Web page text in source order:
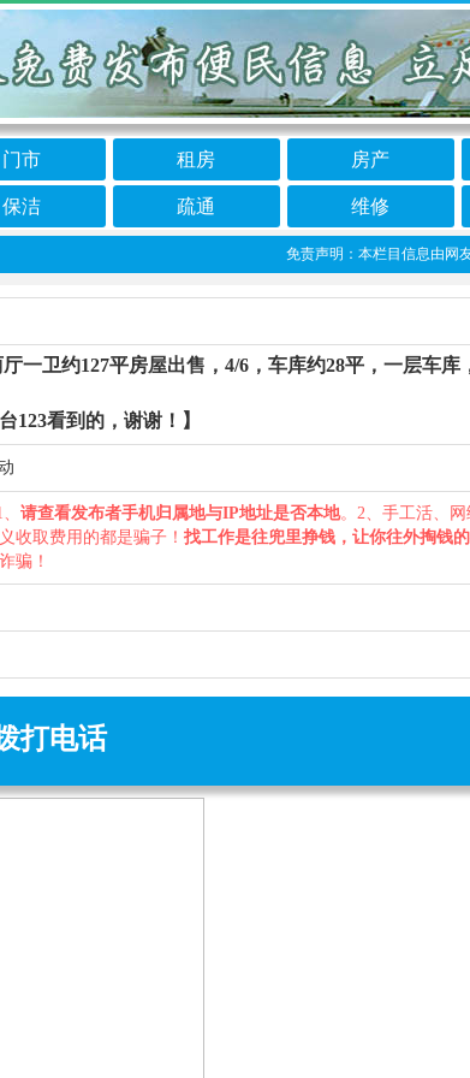
门市 租房 房产
保洁 疏通 维修
免责声明：本栏目信息由网友
一卫约127平房屋出售，4/6，车库约28平，一层车库
123看到的，谢谢！】
请查看发布者手机归属地与IP地址是否本地。2、手工活、网
收取费用的都是骗子！ 找工作是往兜里挣钱，让你往外掏钱
骗！
打电话